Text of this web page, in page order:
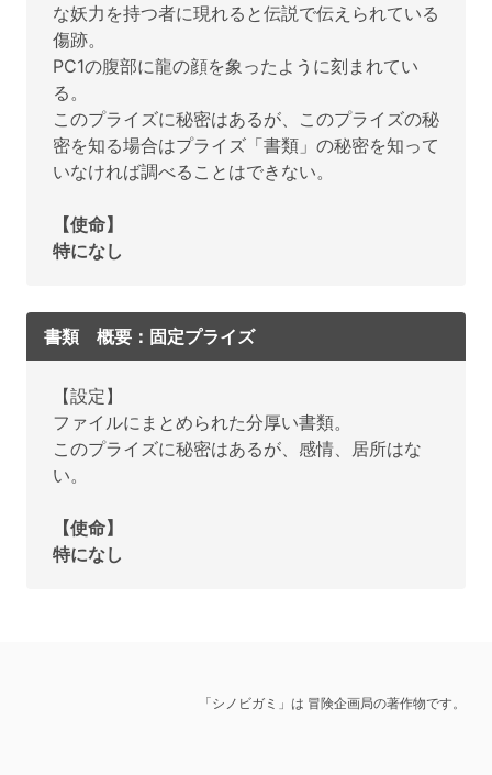
な妖力を持つ者に現れると伝説で伝えられている
傷跡。
PC1の腹部に龍の顔を象ったように刻まれてい
る。
このプライズに秘密はあるが、このプライズの秘
密を知る場合はプライズ「書類」の秘密を知って
いなければ調べることはできない。
【使命】
特になし
書類 概要：固定プライズ
【設定】
ファイルにまとめられた分厚い書類。
このプライズに秘密はあるが、感情、居所はな
い。
【使命】
特になし
「シノビガミ」は 冒険企画局の著作物です。